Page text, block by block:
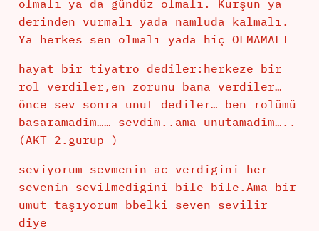
olmalı ya da gündüz olmalı. Kurşun ya
derinden vurmalı yada namluda kalmalı.
Ya herkes sen olmalı yada hiç OLMAMALI
hayat bir tiyatro dediler:herkeze bir
rol verdiler,en zorunu bana verdiler…
önce sev sonra unut dediler… ben rolümü
basaramadim…… sevdim..ama unutamadim…..
(AKT 2.gurup )
seviyorum sevmenin ac verdigini her
sevenin sevilmedigini bile bile.Ama bir
umut taşıyorum bbelki seven sevilir
diye